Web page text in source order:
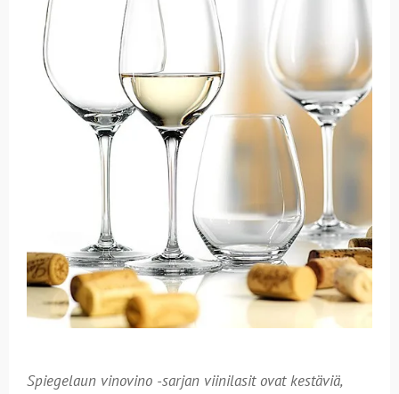
Spiegelaun vinovino -sarjan viinilasit ovat kestäviä,